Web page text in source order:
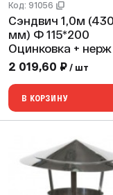
Код: 91056
Сэндвич 1,0м
мм) Ф 115*200
Оцинковка + нерж
2 019,60 ₽ / шт
В КОРЗИНУ